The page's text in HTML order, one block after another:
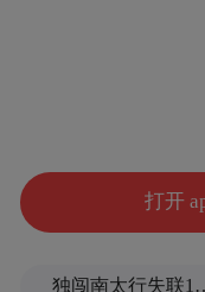
打开
独闯南太行失联14天